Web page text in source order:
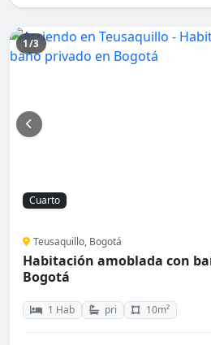
1/3
Cuarto
Teusaquillo, Bogotá
Habitación amoblada con
Bogotá
1 Hab pri 10m²